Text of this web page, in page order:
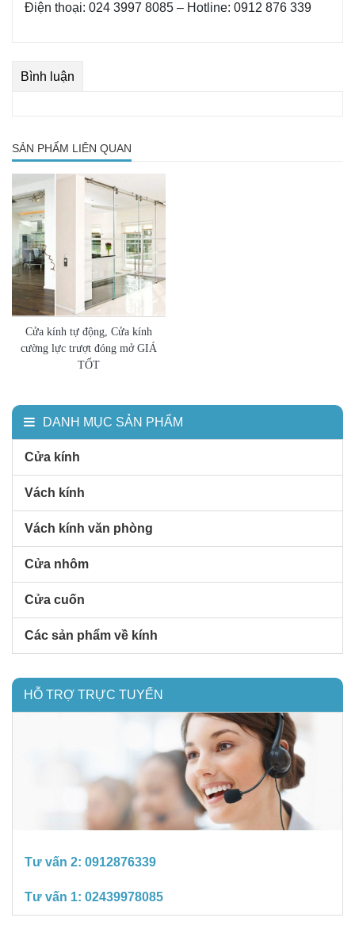
DANH MỤC SẢN PHẨM
Cửa kính
Vách kính
Vách kính văn phòng
Cửa nhôm
Cửa cuốn
Các sản phẩm về kính
HỖ TRỢ TRỰC TUYẾN
Tư vấn 2: 0912876339
Tư vấn 1: 02439978085
Điện thoại: 024 3997 8085 – Hotline: 0912 876 339
Bình luận
SẢN PHẨM LIÊN QUAN
Cửa kính tự động, Cửa kính
cường lực trượt đóng mở GIÁ
TỐT